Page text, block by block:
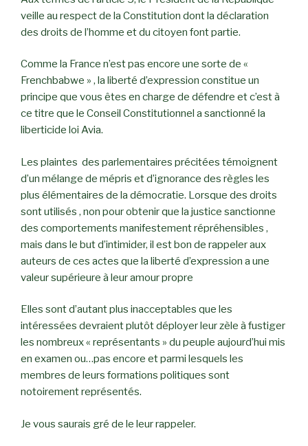
veille au respect de la Constitution dont la déclaration
des droits de l’homme et du citoyen font partie.
Comme la France n’est pas encore une sorte de «
Frenchbabwe » , la liberté d’expression constitue un
principe que vous êtes en charge de défendre et c’est à
ce titre que le Conseil Constitutionnel a sanctionné la
liberticide loi Avia.
Les plaintes des parlementaires précitées témoignent
d’un mélange de mépris et d’ignorance des règles les
plus élémentaires de la démocratie. Lorsque des droits
sont utilisés , non pour obtenir que la justice sanctionne
des comportements manifestement répréhensibles ,
mais dans le but d’intimider, il est bon de rappeler aux
auteurs de ces actes que la liberté d’expression a une
valeur supérieure à leur amour propre
Elles sont d’autant plus inacceptables que les
intéressées devraient plutôt déployer leur zèle à fustiger
les nombreux « représentants » du peuple aujourd’hui mis
en examen ou…pas encore et parmi lesquels les
membres de leurs formations politiques sont
notoirement représentés.
Je vous saurais gré de le leur rappeler.